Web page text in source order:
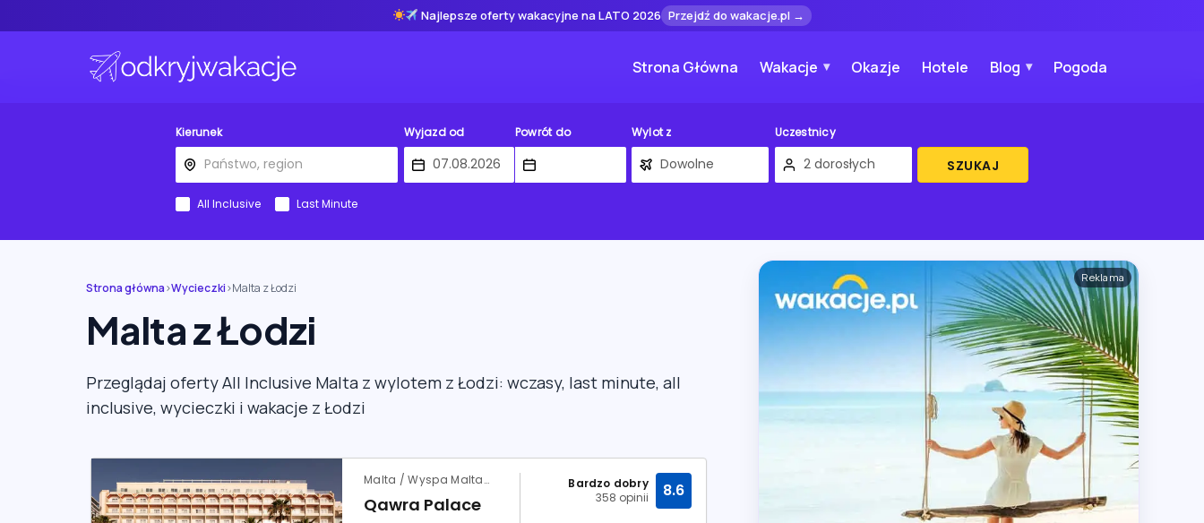
Najlepsze oferty wakacyjne na LATO 2026 Przejdź do wakacje.pl →
Strona Główna Wakacje Okazje Hotele Blog Pogoda
Kierunek Wyjazd od Powrót do Wylot z Uczestnicy
SZUKAJ
All Inclusive Last Minute
Strona główna›Wycieczki›Malta z Łodzi
Malta z Łodzi
Przeglądaj oferty All Inclusive Malta z wylotem z Łodzi: wczasy, last minute, all
inclusive, wycieczki i wakacje z Łodzi
Malta / Wyspa Malta / Bugibba
Qawra Palace
Bardzo dobry
358 opinii
8.6
Reklama